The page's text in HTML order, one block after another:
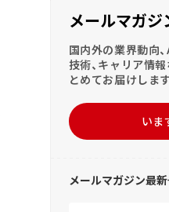
メールマガジ
国内外の業界動向
技術、キャリア情
とめてお届けします
いま
メールマガジン最